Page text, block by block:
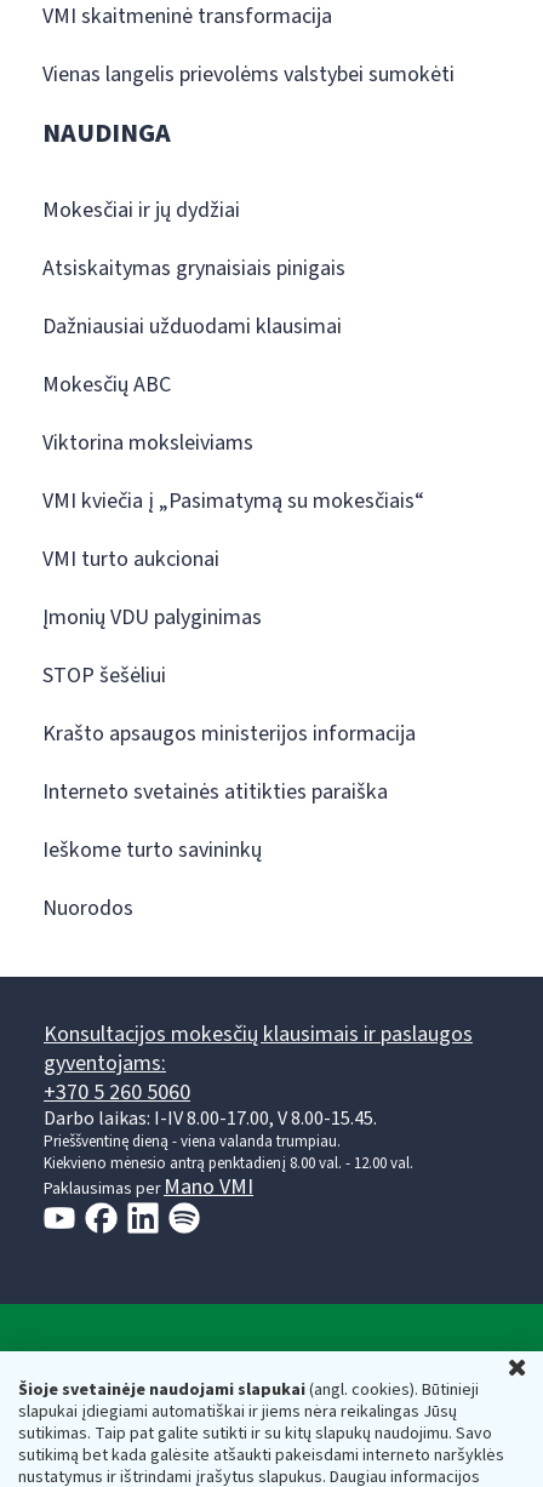
Šioje svetainėje naudojami slapukai(angl. cookies). Būtinieji
slapukai įdiegiami automatiškai ir jiems nėra reikalingas Jūsų
sutikimas. Taip pat galite sutikti ir su kitų slapukų naudojimu. Savo
sutikimą bet kada galėsite atšaukti pakeisdami interneto naršyklės
nustatymus ir ištrindami įrašytus slapukus. Daugiau informacijos
VMI skaitmeninė transformacija
Vienas langelis prievolėms valstybei sumokėti
NAUDINGA
Mokesčiai ir jų dydžiai
Atsiskaitymas grynaisiais pinigais
Dažniausiai užduodami klausimai
Mokesčių ABC
Viktorina moksleiviams
VMI kviečia į „Pasimatymą su mokesčiais“
VMI turto aukcionai
Įmonių VDU palyginimas
STOP šešėliui
Krašto apsaugos ministerijos informacija
Interneto svetainės atitikties paraiška
Ieškome turto savininkų
Nuorodos
Konsultacijos mokesčių klausimais ir paslaugos
gyventojams:
+370 5 260 5060
Darbo laikas: I-IV 8.00-17.00, V 8.00-15.45.
Prieššventinę dieną - viena valanda trumpiau.
Kiekvieno mėnesio antrą penktadienį 8.00 val. - 12.00 val.
Paklausimas perMano VMI
Valstybinė mokesčių inspekcija prie Lietuvos
Respublikos finansų ministerijos
Biudžetinė įstaiga. Juridinio asmens kodas — 188659752,
adresas: Vasario 16-osios g. 14, 01107 Vilnius, Lietuva, el.paštas:
vmi@vmi.lt , E. pristatymo dėžutės adresas 188659752